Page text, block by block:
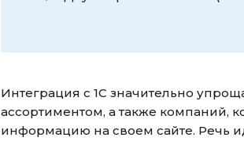
Интеграция с 1С значительно
ассортиментом, а также компаний,
информацию на своем сайте. Речь